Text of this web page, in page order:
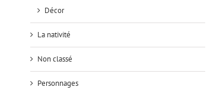
Décor
La nativité
Non classé
Personnages